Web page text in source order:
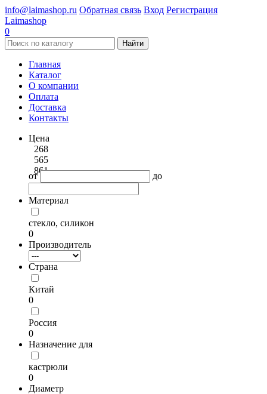
info@laimashop.ru Обратная связь Вход Регистрация
Laimashop
0
Найти
Главная
Каталог
О компании
Оплата
Доставка
Контакты
Цена
268
565
861
от до
Материал
стекло, силикон
0
Производитель
Страна
Китай
0
Россия
0
Назначение для
кастрюли
0
Диаметр